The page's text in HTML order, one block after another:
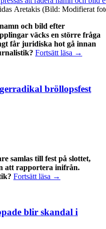
Aretakis (Bild: Modifierat
och bild efter
väcks en större fråga
får juridiska hot gå innan
Fortsätt läsa →
bröllopsfest
samlas till fest på slottet,
att rapportera inifrån.
Fortsätt läsa Expressen
högerradikal
→
blir skandal i